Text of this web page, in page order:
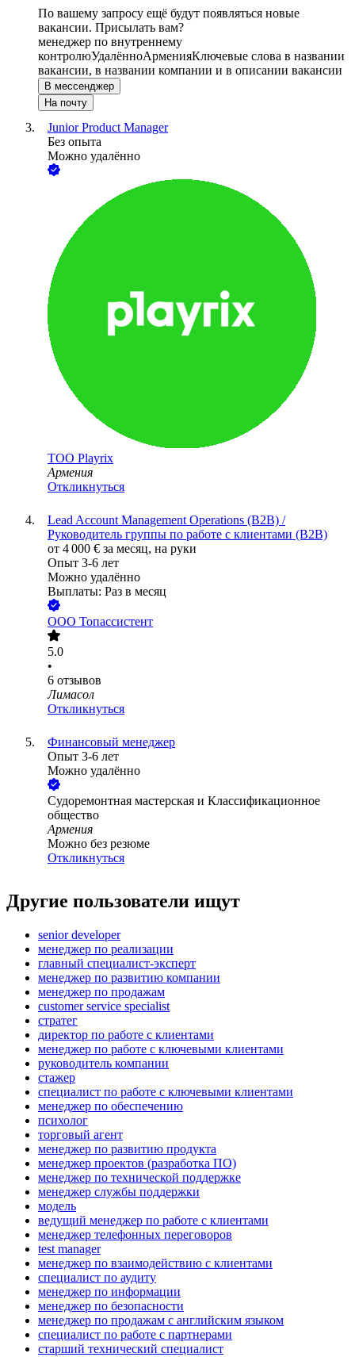
По вашему запросу ещё будут появляться новые
вакансии. Присылать вам?
менеджер по внутреннему
контролюУдалённоАрменияКлючевые слова в названии
вакансии, в названии компании и в описании вакансии
В мессенджер
На почту
Junior Product Manager
Без опыта
Можно удалённо
ТОО Playrix
Армения
Откликнуться
Lead Account Management Operations (B2B) /
Руководитель группы по работе с клиентами (B2B)
от 4 000 € за месяц, на руки
Опыт 3-6 лет
Можно удалённо
Выплаты: Раз в месяц
ООО Топассистент
5.0
•
6 отзывов
Лимасол
Откликнуться
Финансовый менеджер
Опыт 3-6 лет
Можно удалённо
Cудоремонтная мастерская и Классификационное
общество
Армения
Можно без резюме
Откликнуться
Другие пользователи ищут
senior developer
менеджер по реализации
главный специалист-эксперт
менеджер по развитию компании
менеджер по продажам
customer service specialist
стратег
директор по работе с клиентами
менеджер по работе с ключевыми клиентами
руководитель компании
стажер
специалист по работе с ключевыми клиентами
менеджер по обеспечению
психолог
торговый агент
менеджер по развитию продукта
менеджер проектов (разработка ПО)
менеджер по технической поддержке
менеджер службы поддержки
модель
ведущий менеджер по работе с клиентами
менеджер телефонных переговоров
test manager
менеджер по взаимодействию с клиентами
специалист по аудиту
менеджер по информации
менеджер по безопасности
менеджер по продажам с английским языком
специалист по работе с партнерами
старший технический специалист